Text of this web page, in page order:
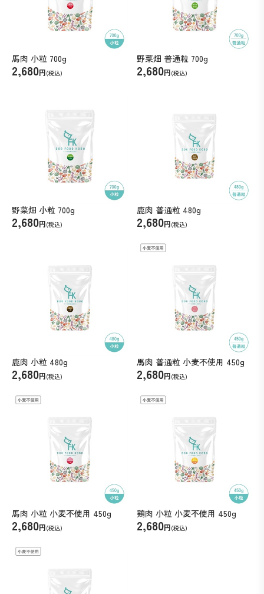
馬肉 小粒 700g
2,680円(税込)
野菜畑 普通粒 700g
2,680円(税込)
野菜畑 小粒 700g
2,680円(税込)
鹿肉 普通粒 480g
2,680円(税込)
鹿肉 小粒 480g
2,680円(税込)
馬肉 普通粒 小麦不使用 450g
2,680円(税込)
馬肉 小粒 小麦不使用 450g
2,680円(税込)
鶏肉 小粒 小麦不使用 450g
2,680円(税込)